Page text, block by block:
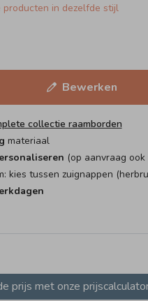
producten in dezelfde stijl
Bewerken
collectie raamborden
materiaal
(op aanvraag
kies tussen zuignappen
prijs met onze